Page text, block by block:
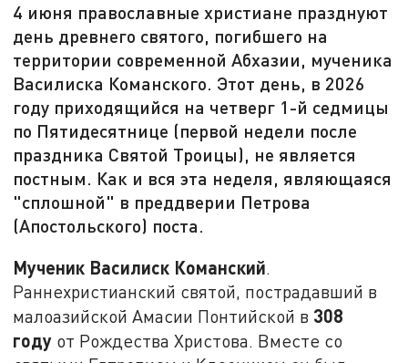
4 июня православные христиане празднуют
день древнего святого, погибшего на
территории современной Абхазии, мученика
Василиска Команского. Этот день, в 2026
году приходящийся на четверг 1-й седмицы
по Пятидесятнице (первой недели после
праздника Святой Троицы), не является
постным. Как и вся эта неделя, являющаяся
"сплошной" в преддверии Петрова
(Апостольского) поста.
Мученик Василиск Команский.
Раннехристианский святой, пострадавший в
малоазийской Амасии Понтийской в 308
году от Рождества Христова. Вместе со